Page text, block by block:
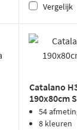
Vergelijk
Catalano
190x80cm
cemento
54
8 kleuren